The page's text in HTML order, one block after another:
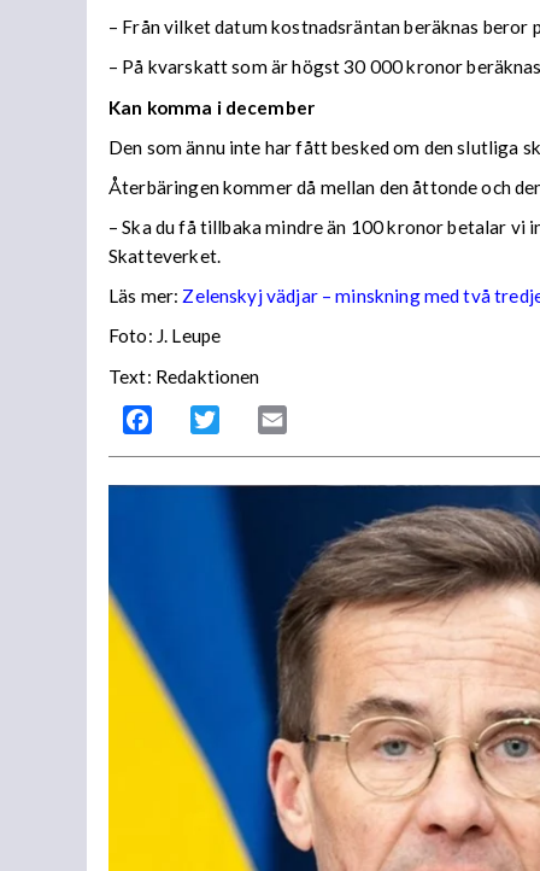
– Från vilket datum kostnadsräntan beräknas
– På kvarskatt som är högst 30 000 kronor
Kan komma i december
Den som ännu inte har fått besked om den slutliga
Återbäringen kommer då mellan den åttonde och
– Ska du få tillbaka mindre än 100 kronor betalar
Skatteverket.
Läs mer: Zelenskyj vädjar – minskning med två
Foto: J. Leupe
Text: Redaktionen
Facebook Twitter